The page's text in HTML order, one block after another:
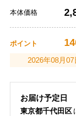
本体価格
ポイント
2026年08月
お届け予定日
東京都千代田区